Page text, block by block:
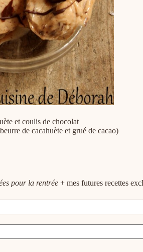
et coulis de chocolat
de cacahuète et grué de cacao)
pour la rentrée + mes futures recettes